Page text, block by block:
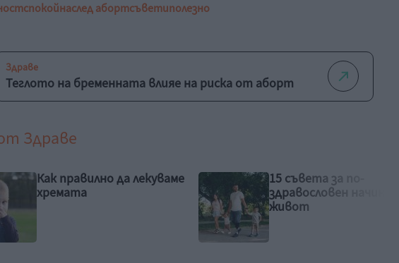
спокойнаслед абортсъветиполезно
Здраве
Теглото на бременната влияе на риска от аборт
Здраве
15 съвета за по-
здравословен начин на
Как да предпазим
детето от прегряване